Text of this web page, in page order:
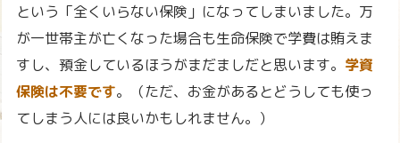
という「全くいらない保険」になってしまいました。万
が一世帯主が亡くなった場合も生命保険で学費は賄えま
すし、預金しているほうがまだましだと思います。 学資
保険は不要です。（ただ、お金があるとどうしても使っ
てしまう人には良いかもしれません。）